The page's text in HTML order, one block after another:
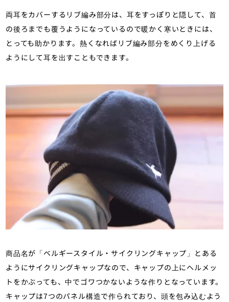
両耳をカバーするリブ編み部分は、耳をすっぽりと隠して、首
の後ろまでも覆うようになっているので暖かく寒いときには、
とっても助かります。熱くなればリブ編み部分をめくり上げる
ようにして耳を出すこともできます。
商品名が「ベルギースタイル・サイクリングキャップ」とある
ようにサイクリングキャップなので、キャップの上にヘルメッ
トをかぶっても、中でゴワつかないような作りとなっています。
キャップは7つのパネル構造で作られており、頭を包み込むよう